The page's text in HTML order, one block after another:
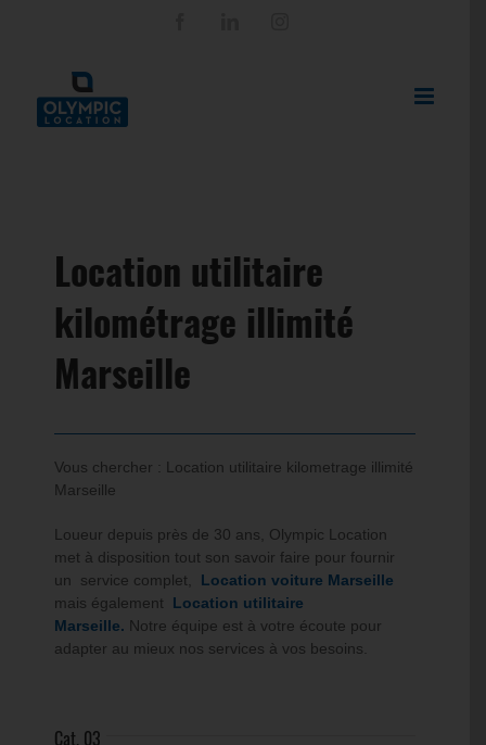
Location utilitaire
kilométrage illimité
Marseille
Vous chercher :
Location utilitaire kilometrage illimité
Marseille
Loueur depuis près de 30 ans, Olympic Location
met à disposition tout son savoir faire pour fournir
un service complet, Location voiture Marseille
mais également Location utilitaire
Marseille. Notre équipe est à votre écoute pour
adapter au mieux nos services à vos besoins.
Cat. 03